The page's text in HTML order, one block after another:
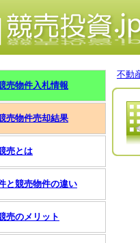
不動
売物件入札情報
売物件売却結果
売とは
と競売物件の違い
売のメリット